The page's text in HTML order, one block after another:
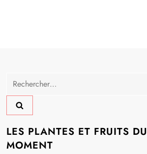
Rechercher :
LES PLANTES ET FRUITS DU
MOMENT